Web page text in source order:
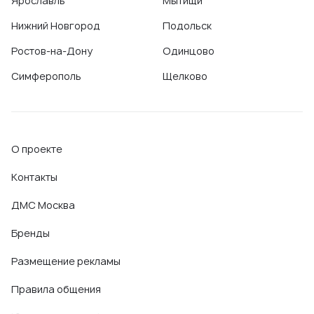
Нижний Новгород
Ростов-на-Дону
Симферополь
Подольск
Одинцово
Щелково
О проекте
Контакты
ДМС Москва
Бренды
Размещение рекламы
Правила общения